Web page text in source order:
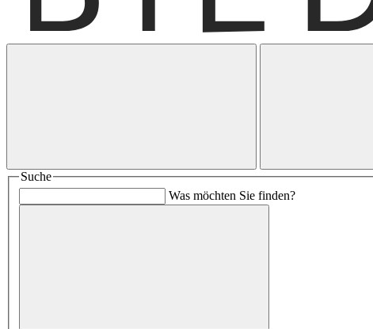
Suche
Was möchten Sie finden?